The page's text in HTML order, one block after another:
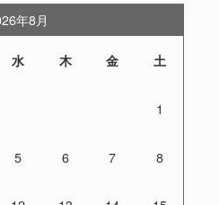
年8月
水 木 金 土
1
5 6 7 8